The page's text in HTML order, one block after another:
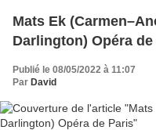
Mats Ek
Darlington) Opéra
Publié le 08/05/2022 à 11:07
Par David